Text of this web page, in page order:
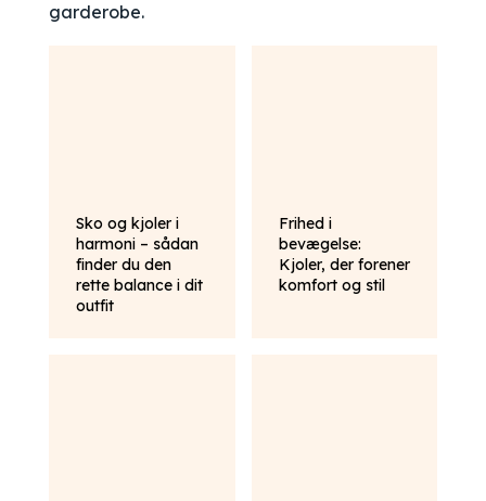
garderobe.
Sko og kjoler i
harmoni – sådan
finder du den
rette balance i dit
outfit
Frihed i
bevægelse:
Kjoler, der forener
komfort og stil